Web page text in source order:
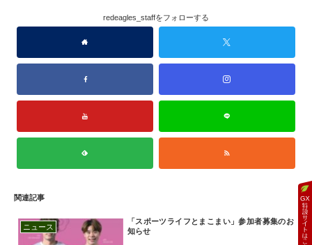
redeagles_staffをフォローする
関連記事
ニュース
「スポーツライフとまこまい」参加者募集のお
知らせ